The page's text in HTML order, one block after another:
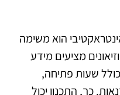
הוא משימה
מציעים מידע
שעות פתיחה,
כך, התכנון יכול